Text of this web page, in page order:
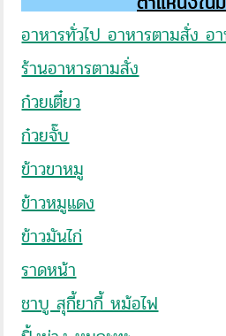
อาหารทั่วไป อาหารตามสั่ง อ
ร้านอาหารตามสั่ง
ก๋วยเตี๋ยว
ก๋วยจั๊บ
ข้าวขาหมู
ข้าวหมูแดง
ข้าวมันไก่
ราดหน้า
ชาบู สุกี้ยากี้ หม้อไฟ